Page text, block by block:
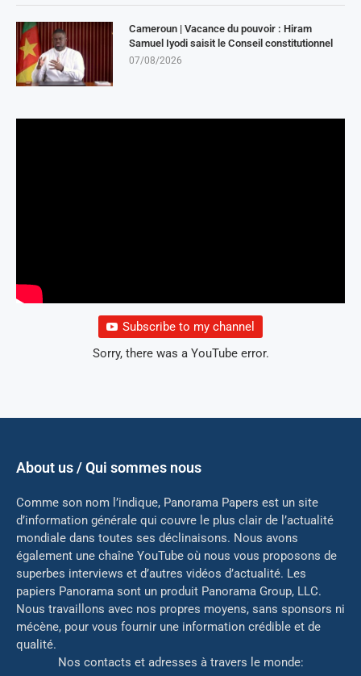
Cameroun | Vacance du pouvoir : Hiram
Samuel Iyodi saisit le Conseil constitutionnel
07/08/2026
Subscribe to my channel
Sorry, there was a YouTube error.
About us / Qui sommes nous
Comme son nom l’indique, Panorama Papers est un site
d’information générale qui couvre le plus clair de l’actualité
mondiale dans toutes ses déclinaisons. Nous avons
également une chaîne YouTube où nous vous proposons de
superbes interviews et d’autres vidéos d’actualité. Les
papiers Panorama sont un produit Panorama Group, LLC.
Nous travaillons avec nos propres moyens, sans sponsors ni
mécène, pour vous fournir une information crédible et de
qualité.
Nos contacts et adresses à travers le monde: